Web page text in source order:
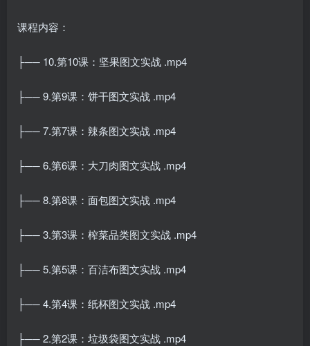
课程内容：
├── 10.第10课：坚果图文实战 .mp4
├── 9.第9课：饼干图文实战 .mp4
├── 7.第7课：辣条图文实战 .mp4
├── 6.第6课：大刀肉图文实战 .mp4
├── 8.第8课：面包图文实战 .mp4
├── 3.第3课：榨菜品类图文实战 .mp4
├── 5.第5课：百洁布图文实战 .mp4
├── 4.第4课：纸杯图文实战 .mp4
├── 2.第2课：垃圾袋图文实战 .mp4